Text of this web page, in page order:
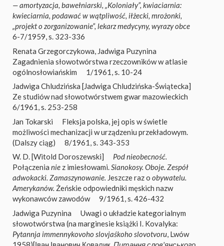
— amortyzacja, bawełniarski, „Koloniały”, kwiaciarnia:
kwieciarnia, podawać w wątpliwość, iłżecki, mrożonki,
„projekt o zorganizowanie”, lekarz medycyny, wyrazy obce
6-7/1959, s. 323-336
Renata Grzegorczykowa Jadwiga Puzynina
Zagadnienia słowotwórstwa rzeczowników w atlasie
ogólnosłowiańskim
1/1961, s. 10-24
Jadwiga Chludzińska [Jadwiga Chludzińska-Świątecka]
Ze studiów nad słowotwórstwem gwar mazowieckich
6/1961, s. 253-258
Jan Tokarski
Fleksja polska, jej opis w świetle
możliwości mechanizacji w urządzeniu przekładowym.
(Dalszy ciąg)
8/1961, s. 343-353
W. D. [Witold Doroszewski]
Pod nieobecność.
Połączenia nie z imiesłowami.Sianokosy. Oboje. Zespół
adwokacki. Zamaszynowanie. Jeszcze raz o obywatelu.
Amerykanów. Żeńskie odpowiedniki męskich nazw
wykonawców zawodów
9/1961, s. 426-432
Jadwiga Puzynina
Uwagi o układzie kategorialnym
słowotwórstwa (na marginesie książki I. Kovalyka:
Pytannja immennykovoho slovjaśkoho slovotvoru , Lwów